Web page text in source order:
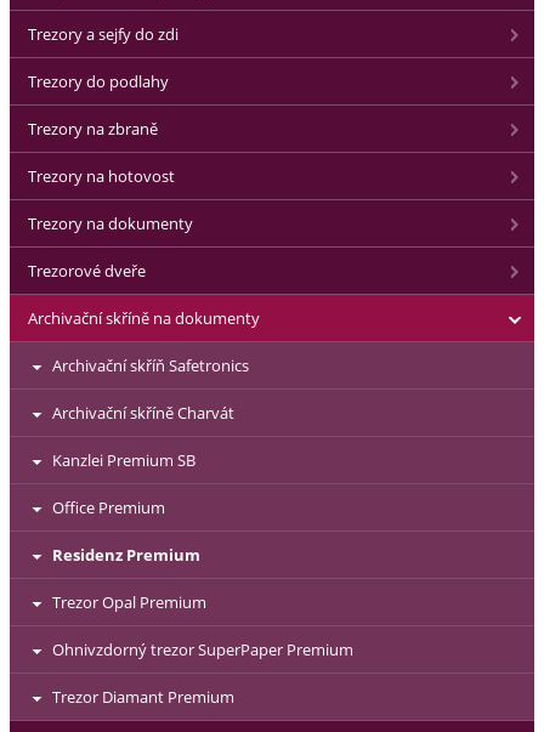
Trezory a sejfy do zdi
Trezory do podlahy
Trezory na zbraně
Trezory na hotovost
Trezory na dokumenty
Trezorové dveře
Archivační skříně na dokumenty
Archivační skříň Safetronics
Archivační skříně Charvát
Kanzlei Premium SB
Office Premium
Residenz Premium
Trezor Opal Premium
Ohnivzdorný trezor SuperPaper Premium
Trezor Diamant Premium